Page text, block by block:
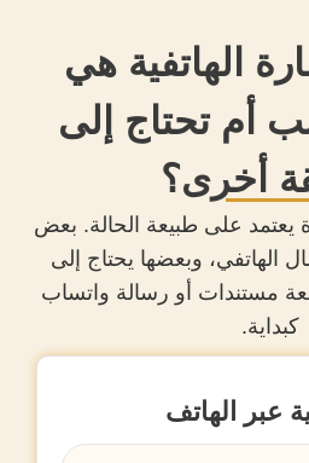
الهاتفية هي
أم تحتاج إلى
أخرى؟
يعتمد على طبيعة الحالة. بعض
الهاتفي، وبعضها يحتاج إلى
مستندات أو رسالة واتساب
كبداية.
عبر الهاتف